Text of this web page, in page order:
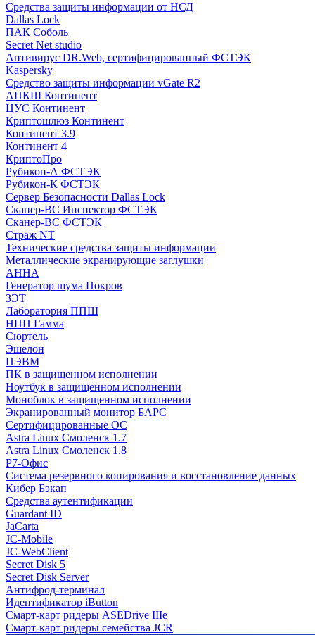
Средства защиты информации от НСД
Dallas Lock
ПАК Соболь
Secret Net studio
Антивирус DR.Web, сертифицированный ФСТЭК
Kaspersky
Средство защиты информации vGate R2
АПКШ Континент
ЦУС Континент
Криптошлюз Континент
Континент 3.9
Континент 4
КриптоПро
Рубикон-А ФСТЭК
Рубикон-К ФСТЭК
Сервер Безопасности Dallas Lock
Сканер-ВС Инспектор ФСТЭК
Сканер-ВС ФСТЭК
Страж NT
Технические средства защиты информации
Металлические экранирующие заглушки
АННА
Генератор шума Покров
ЗЭТ
Лаборатория ППШ
НПП Гамма
Сюртель
Эшелон
ПЭВМ
ПК в защищенном исполнении
Ноутбук в защищенном исполнении
Моноблок в защищенном исполнении
Экранированный монитор БАРС
Сертифицированные ОС
Astra Linux Смоленск 1.7
Astra Linux Смоленск 1.8
Р7-Офис
Система резервного копирования и восстановление данных
Кибер Бэкап
Средства аутентификации
Guardant ID
JaCarta
JC-Mobile
JC-WebClient
Secret Disk 5
Secret Disk Server
Антифрод-терминал
Идентификатор iButton
Смарт-карт ридеры ASEDrive IIIe
Смарт-карт ридеры семейства JCR